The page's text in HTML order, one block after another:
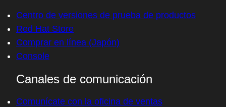
Centro de versiones de prueba de productos
Red Hat Store
Comprar en línea (Japón)
Console
Canales de comunicación
Comunícate con la oficina de ventas